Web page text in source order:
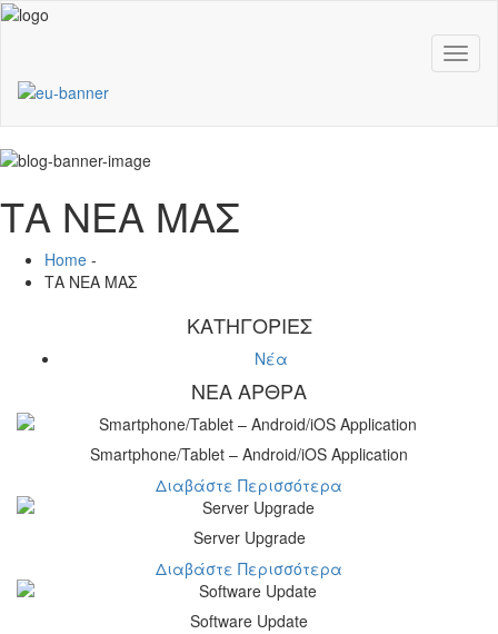
ΤΑ ΝΕΑ ΜΑΣ
Home -
ΤΑ ΝΕΑ ΜΑΣ
ΚΑΤΗΓΟΡΙΕΣ
Νέα
ΝΕΑ ΑΡΘΡΑ
Smartphone/Tablet – Android/iOS Application
Διαβάστε Περισσότερα
Server Upgrade
Διαβάστε Περισσότερα
Software Update